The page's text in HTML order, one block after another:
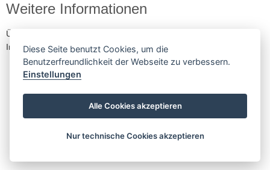
Weitere Informationen
Über die nachfolgenden Links erhalten Sie weiterführende
Informationen.
Kategorie-Filter
Labels
Listen-Befehle
Diese Seite benutzt Cookies, um die
Benutzerfreundlichkeit der Webseite zu verbessern.
Einstellungen
Alle Cookies akzeptieren
Nur technische Cookies akzeptieren